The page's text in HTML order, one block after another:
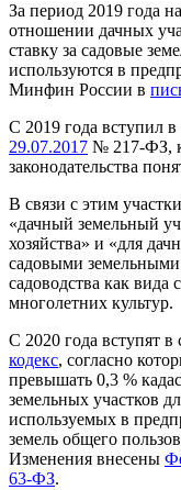
За период 2019 года
отношении дачных
ставку за садовые
используются в
Минфин России в
С 2019 года вступил в
29.07.2017 № 217-ФЗ,
законодательства
В связи с этим
«дачный земельный
хозяйства» и «для
садовыми
садоводства как
многолетних культур.
С 2020 года вступят в
кодекс, согласно
превышать 0,3 %
земельных участков
используемых в
земель общего
Изменения внесены
63-ФЗ.